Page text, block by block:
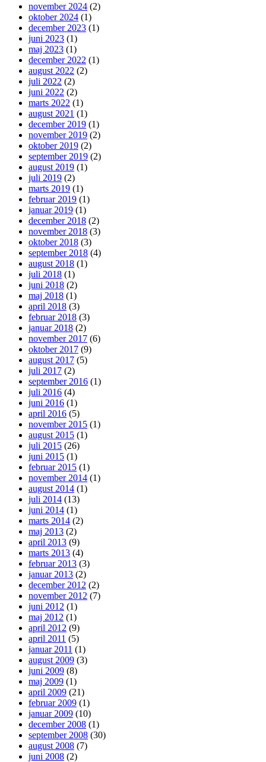
november 2024 (2)
oktober 2024 (1)
december 2023 (1)
juni 2023 (1)
maj 2023 (1)
december 2022 (1)
august 2022 (2)
juli 2022 (2)
juni 2022 (2)
marts 2022 (1)
august 2021 (1)
december 2019 (1)
november 2019 (2)
oktober 2019 (2)
september 2019 (2)
august 2019 (1)
juli 2019 (2)
marts 2019 (1)
februar 2019 (1)
januar 2019 (1)
december 2018 (2)
november 2018 (3)
oktober 2018 (3)
september 2018 (4)
august 2018 (1)
juli 2018 (1)
juni 2018 (2)
maj 2018 (1)
april 2018 (3)
februar 2018 (3)
januar 2018 (2)
november 2017 (6)
oktober 2017 (9)
august 2017 (5)
juli 2017 (2)
september 2016 (1)
juli 2016 (4)
juni 2016 (1)
april 2016 (5)
november 2015 (1)
august 2015 (1)
juli 2015 (26)
juni 2015 (1)
februar 2015 (1)
november 2014 (1)
august 2014 (1)
juli 2014 (13)
juni 2014 (1)
marts 2014 (2)
maj 2013 (2)
april 2013 (9)
marts 2013 (4)
februar 2013 (3)
januar 2013 (2)
december 2012 (2)
november 2012 (7)
juni 2012 (1)
maj 2012 (1)
april 2012 (9)
april 2011 (5)
januar 2011 (1)
august 2009 (3)
juni 2009 (8)
maj 2009 (1)
april 2009 (21)
februar 2009 (1)
januar 2009 (10)
december 2008 (1)
september 2008 (30)
august 2008 (7)
juni 2008 (2)